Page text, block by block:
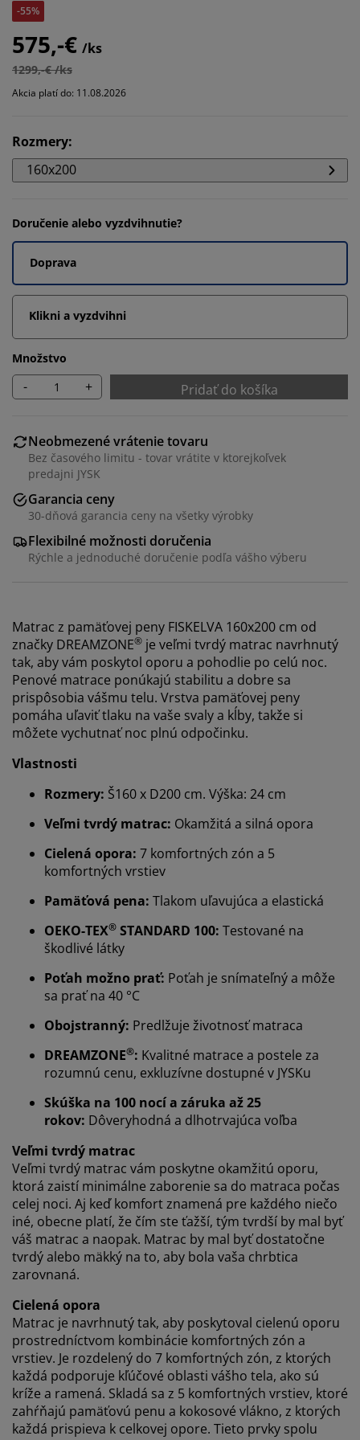
-55%
575,-€ /ks
1299,-€ /ks
Akcia platí do: 11.08.2026
Rozmery:
160x200
Doručenie alebo vyzdvihnutie?
Doprava
Klikni a vyzdvihni
Množstvo
- + Pridať do košíka
Neobmezené vrátenie tovaru
Bez časového limitu - tovar vrátite v ktorejkoľvek
predajni JYSK
Garancia ceny
30-dňová garancia ceny na všetky výrobky
Flexibilné možnosti doručenia
Rýchle a jednoduché doručenie podľa vášho výberu
Matrac z pamäťovej peny FISKELVA 160x200 cm od
značky DREAMZONE® je veľmi tvrdý matrac navrhnutý
tak, aby vám poskytol oporu a pohodlie po celú noc.
Penové matrace ponúkajú stabilitu a dobre sa
prispôsobia vášmu telu. Vrstva pamäťovej peny
pomáha uľaviť tlaku na vaše svaly a kĺby, takže si
môžete vychutnať noc plnú odpočinku.
Vlastnosti
Rozmery: Š160 x D200 cm. Výška: 24 cm
Veľmi tvrdý matrac: Okamžitá a silná opora
Cielená opora: 7 komfortných zón a 5
komfortných vrstiev
Pamäťová pena: Tlakom uľavujúca a elastická
OEKO-TEX® STANDARD 100: Testované na
škodlivé látky
Poťah možno prať: Poťah je snímateľný a môže
sa prať na 40 °C
Obojstranný: Predlžuje životnosť matraca
DREAMZONE®: Kvalitné matrace a postele za
rozumnú cenu, exkluzívne dostupné v JYSKu
Skúška na 100 nocí a záruka až 25
rokov: Dôveryhodná a dlhotrvajúca voľba
Veľmi tvrdý matrac
Veľmi tvrdý matrac vám poskytne okamžitú oporu,
ktorá zaistí minimálne zaborenie sa do matraca počas
celej noci. Aj keď komfort znamená pre každého niečo
iné, obecne platí, že čím ste ťažší, tým tvrdší by mal byť
váš matrac a naopak. Matrac by mal byť dostatočne
tvrdý alebo mäkký na to, aby bola vaša chrbtica
zarovnaná.
Cielená opora
Matrac je navrhnutý tak, aby poskytoval cielenú oporu
prostredníctvom kombinácie komfortných zón a
vrstiev. Je rozdelený do 7 komfortných zón, z ktorých
každá podporuje kľúčové oblasti vášho tela, ako sú
kríže a ramená. Skladá sa z 5 komfortných vrstiev, ktoré
zahŕňajú pamäťovú penu a kokosové vlákno, z ktorých
každá prispieva k celkovej opore. Tieto prvky spolu
Prispôsobujeme váš zážitok
V JYSKu používame súbory cookie a mobilné
identifikátory, aby sme vám zabezpečili dobrú
skúsenosť počas návštevy našej webovej stránky.
Súbory cookie zhromažďujú informácie o vás s cieľom
zabezpečiť funkčnosť, štatistiky a relevantný marketing.
Po prijatí marketingových súborov cookie budeme
zdieľať vaše údaje o prehliadaní s marketingovými
prispôsobených a statických reklám. Viac o účeloch si
môžete prečítať v časti „Upraviť“ a svoj súhlas môžete
odvolať kliknutím na ikonu súborov cookie. Kliknutím
na tlačidlo „Prijať všetko“ súhlasíte so všetkými tromi
účelmi. Prečítajte si viac o našomzhromažďovaní a
spracovaní osobných údajov
a o našich zásadách
používania súborov cookie